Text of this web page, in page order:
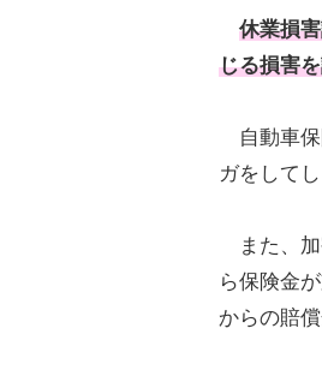
休業損
じる損害
自動車保
ガをして
また、加
ら保険金
からの賠